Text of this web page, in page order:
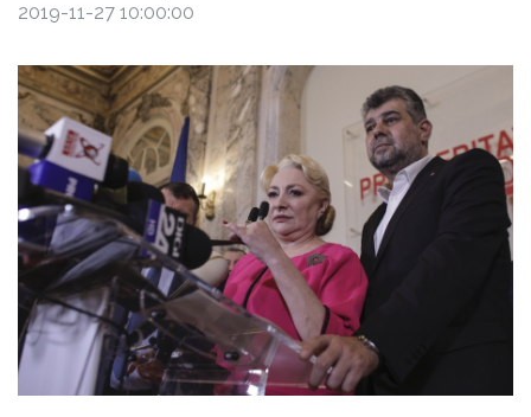
2019-11-27 10:00:00